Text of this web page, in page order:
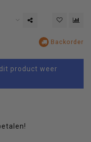
Backorder
product weer